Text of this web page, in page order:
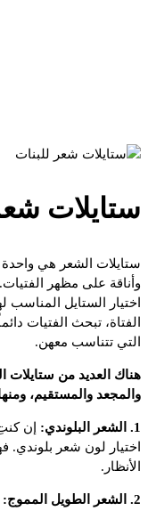
ستايلات
ستايلات الشعر هي
وأناقة على مظهر
اختيار الستايل
الفتاة، تبحث الفتيات
التي تتناسب معهن.
هناك العديد من ستايلات
والمجعد والمستقيم،
1. الشعر البلوندي:
إن
اختيار لون شعر
الأنظار.
2. الشعر الطويل المموج: